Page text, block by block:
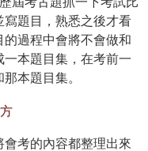
題目，熟悉之後才看
過程中會將不會做和
本題目集，在考前一
本題目集。
考的內容都整理出來